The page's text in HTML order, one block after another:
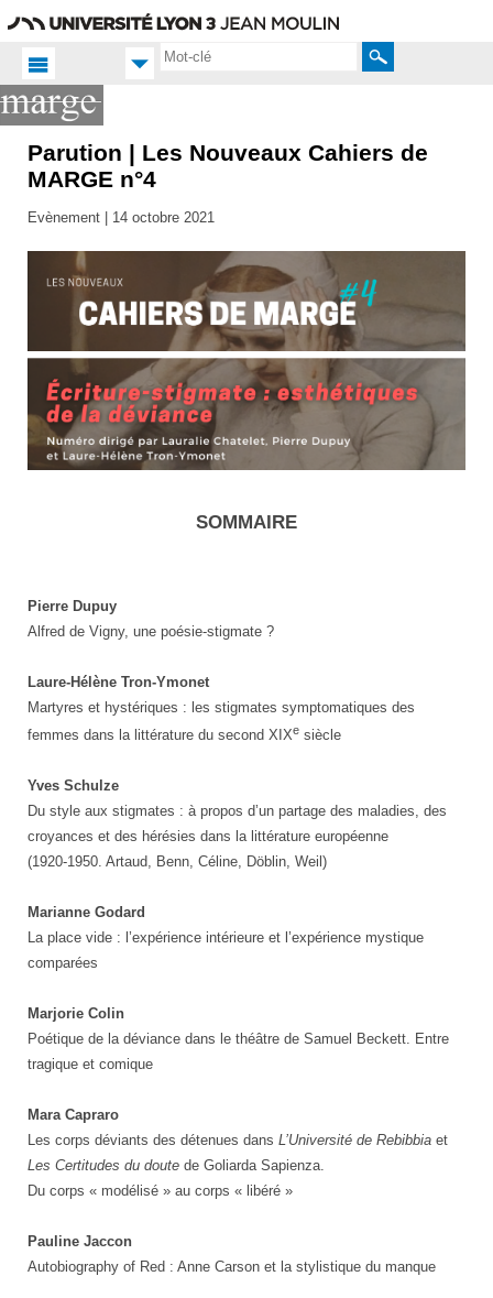
Rechercher
Accueil FR
Productions
Parution | Les Nouveaux Cahiers de
MARGE n°4
Evènement | 14 octobre 2021
SOMMAIRE
Pierre Dupuy
Alfred de Vigny, une poésie-stigmate ?
Laure-Hélène Tron-Ymonet
Martyres et hystériques : les stigmates symptomatiques des
femmes dans la littérature du second XIXe siècle
Yves Schulze
Du style aux stigmates : à propos d’un partage des maladies, des
croyances et des hérésies dans la littérature européenne
(1920-1950. Artaud, Benn, Céline, Döblin, Weil)
Marianne Godard
La place vide : l’expérience intérieure et l’expérience mystique
comparées
Marjorie Colin
Poétique de la déviance dans le théâtre de Samuel Beckett. Entre
tragique et comique
Mara Capraro
Les corps déviants des détenues dans L’Université de Rebibbia et
Les Certitudes du doute de Goliarda Sapienza.
Du corps « modélisé » au corps « libéré »
Pauline Jaccon
Autobiography of Red : Anne Carson et la stylistique du manque